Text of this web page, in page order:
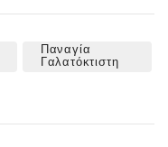
Παναγία
Γαλατόκτιστη